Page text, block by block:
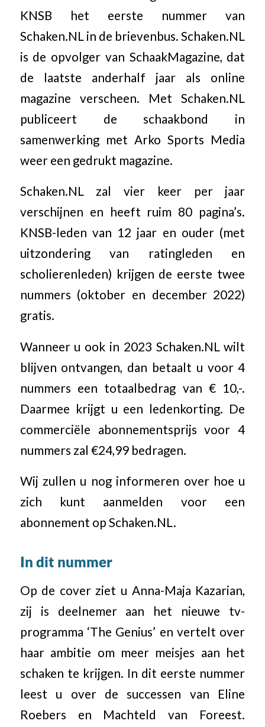
KNSB het eerste nummer van
Schaken.NL in de brievenbus. Schaken.NL
is de opvolger van SchaakMagazine, dat
de laatste anderhalf jaar als online
magazine verscheen. Met Schaken.NL
publiceert de schaakbond in
samenwerking met Arko Sports Media
weer een gedrukt magazine.
Schaken.NL zal vier keer per jaar
verschijnen en heeft ruim 80 pagina’s.
KNSB-leden van 12 jaar en ouder (met
uitzondering van ratingleden en
scholierenleden) krijgen de eerste twee
nummers (oktober en december 2022)
gratis.
Wanneer u ook in 2023 Schaken.NL wilt
blijven ontvangen, dan betaalt u voor 4
nummers een totaalbedrag van € 10,-.
Daarmee krijgt u een ledenkorting. De
commerciële abonnementsprijs voor 4
nummers zal €24,99 bedragen.
Wij zullen u nog informeren over hoe u
zich kunt aanmelden voor een
abonnement op Schaken.NL.
In dit nummer
Op de cover ziet u Anna-Maja Kazarian,
zij is deelnemer aan het nieuwe tv-
programma ‘The Genius’ en vertelt over
haar ambitie om meer meisjes aan het
schaken te krijgen. In dit eerste nummer
leest u over de successen van Eline
Roebers en Machteld van Foreest.